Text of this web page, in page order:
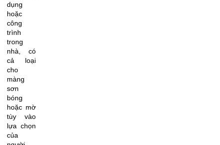
dụng
hoặc
công
trình
trong
nhà, có
cả loại
cho
màng
sơn
bóng
hoặc mờ
tùy vào
lựa chọn
của